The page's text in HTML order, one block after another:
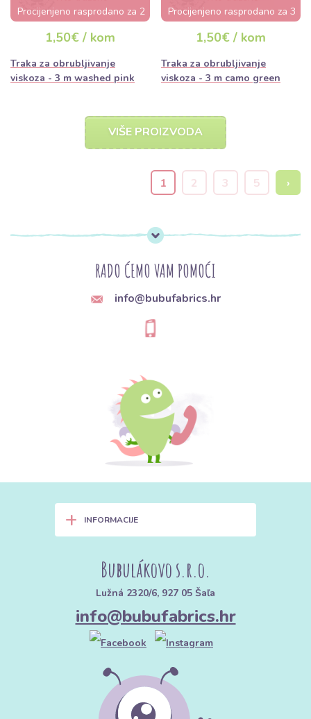
Procijenjeno rasprodano za 2
dana
1,50€ / kom
Traka za obrubljivanje
viskoza - 3 m washed pink
Procijenjeno rasprodano za 3
dana
1,50€ / kom
Traka za obrubljivanje
viskoza - 3 m camo green
VIŠE PROIZVODA
1 2 3 5 ›
RADO ĆEMO VAM POMOĆI
info@bubufabrics.hr
+ INFORMACIJE
Bubulákovo s.r.o.
Lužná 2320/6, 927 05 Šaľa
info@bubufabrics.hr